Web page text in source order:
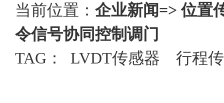
当前位置： 企业新闻=> 位置
令信号协同控制调门
TAG： LVDT传感器 行程